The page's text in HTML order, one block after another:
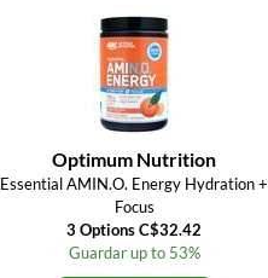
Optimum Nutrition
Essential AMIN.O. Energy Hydration +
Focus
3 Options C$32.42
Guardar up to 53%